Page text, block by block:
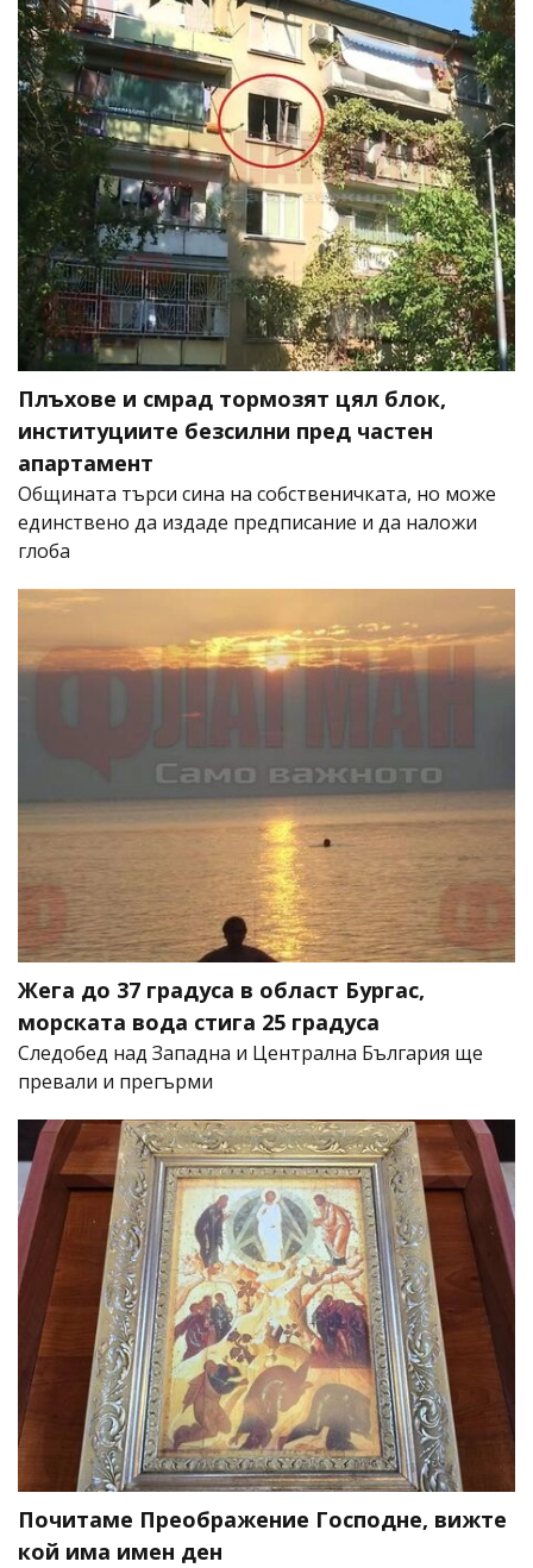
Плъхове и смрад тормозят цял блок,
институциите безсилни пред частен
апартамент
Общината търси сина на собственичката, но може
единствено да издаде предписание и да наложи
глоба
Жега до 37 градуса в област Бургас,
морската вода стига 25 градуса
Следобед над Западна и Централна България ще
превали и прегърми
Почитаме Преображение Господне, вижте
кой има имен ден